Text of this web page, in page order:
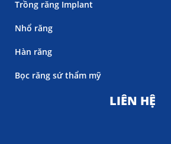
Trồng răng Implant
Nhổ răng
Hàn răng
Bọc răng sứ thẩm mỹ
LIÊN HỆ